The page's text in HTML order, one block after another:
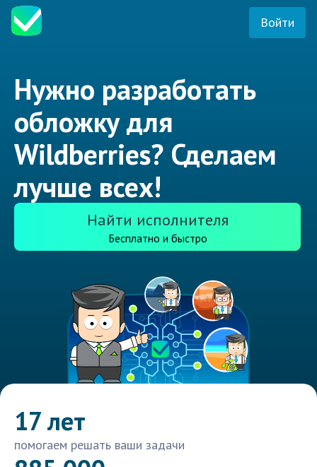
Войти
Нужно разработать
обложку для
Wildberries? Сделаем
лучше всех!
Найти исполнителя
Бесплатно и быстро
17 лет
помогаем решать ваши задачи